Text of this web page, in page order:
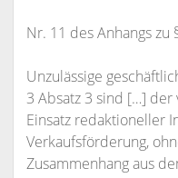
Nr. 11 des Anhangs zu
Unzulässige
3 Absatz 3 sind […]
Einsatz redaktioneller
Verkaufsförderung,
Zusammenhang aus